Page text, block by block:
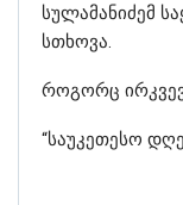
სულამანიძემ
სთხოვა.
როგორც
“საუკეთესო